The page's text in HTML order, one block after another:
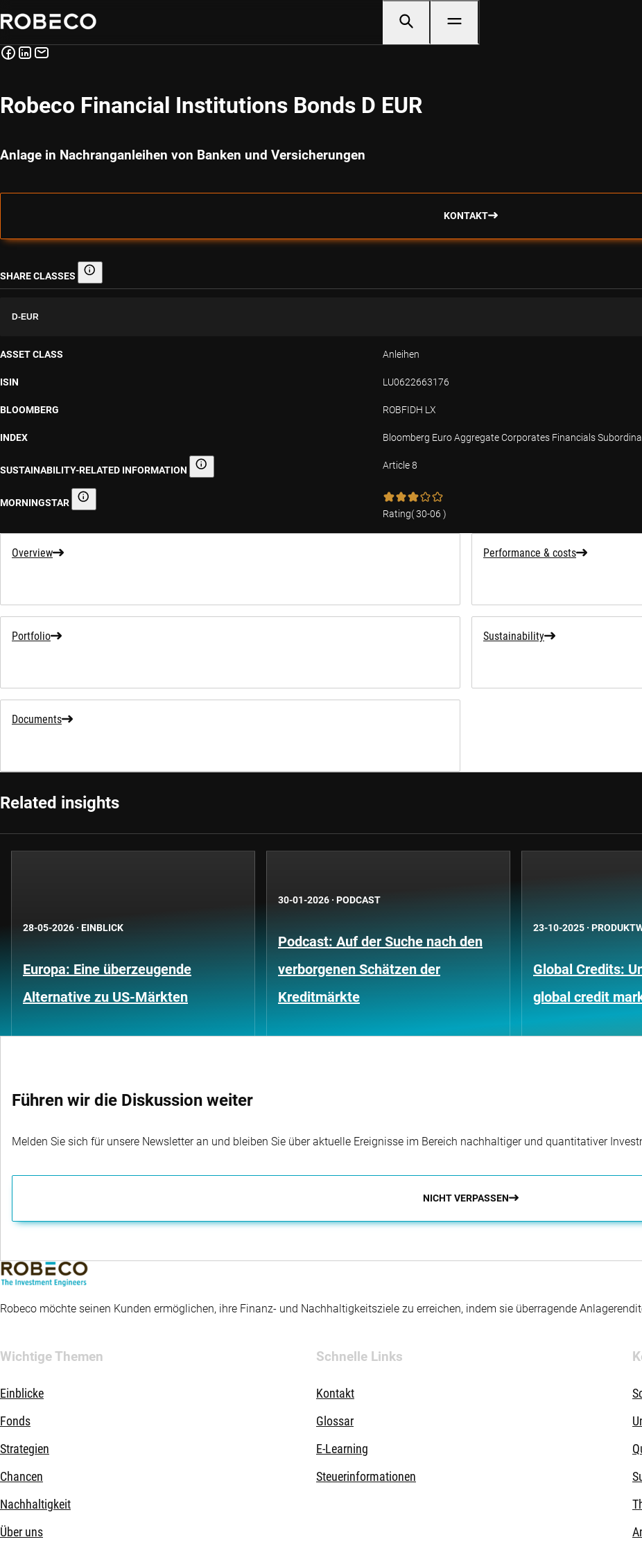
Robeco Financial Institutions Bonds D EUR
Anlage in Nachranganleihen von Banken und Versicherungen
KONTAKT
SHARE CLASSES Share classes
D-EUR
ASSET CLASS Anleihen
ISIN LU0622663176
BLOOMBERG ROBFIDH LX
INDEX Bloomberg Euro Aggregate Corporates Financials
SUSTAINABILITY-RELATED INFORMATION Sustainability-related information Article 8
MORNINGSTAR Morningstar
Rating(30-06 )
Overview Performance & costs
Portfolio Sustainability
Documents
Related insights
28-05-2026 · EINBLICK
Europa: Eine überzeugende
Alternative zu US-Märkten
30-01-2026 · PODCAST
Podcast: Auf der Suche nach den
verborgenen Schätzen der
Kreditmärkte
23-10-2025 ·
Global Credits:
global credit
Führen wir die Diskussion weiter
Melden Sie sich für unsere Newsletter an und bleiben Sie über aktuelle Ereignisse im Bereich nachhaltiger und quantitativer
NICHT VERPASSEN
Robeco möchte seinen Kunden ermöglichen, ihre Finanz- und Nachhaltigkeitsziele zu erreichen, indem sie überragende
Wichtige Themen
Einblicke
Fonds
Strategien
Chancen
Nachhaltigkeit
Über uns
Schnelle Links
Kontakt
Glossar
E-Learning
Steuerinformationen